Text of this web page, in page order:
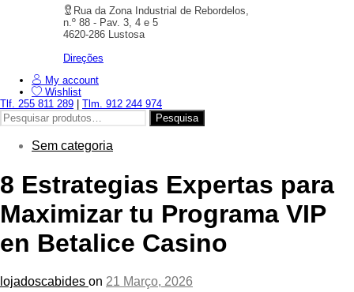
Rua da Zona Industrial de Rebordelos,
n.º 88 - Pav. 3, 4 e 5
4620-286 Lustosa
Direções
My account
Wishlist
Tlf. 255 811 289
Tlm. 912 244 974
Pesquisar
por:
Pesquisa
Sem categoria
8 Estrategias Expertas para
Maximizar tu Programa VIP
en Betalice Casino
lojadoscabides on 21 Março, 2026